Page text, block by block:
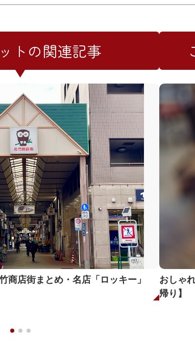
トの関連記事
商店街まとめ・名店「ロッキー」
《上
ルで
おしゃ
帰り】